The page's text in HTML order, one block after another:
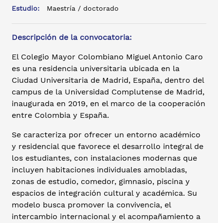
Estudio:
Maestría / doctorado
Descripción de la convocatoria:
El Colegio Mayor Colombiano Miguel Antonio Caro
es una residencia universitaria ubicada en la
Ciudad Universitaria de Madrid, España, dentro del
campus de la Universidad Complutense de Madrid,
inaugurada en 2019, en el marco de la cooperación
entre Colombia y España.
Se caracteriza por ofrecer un entorno académico
y residencial que favorece el desarrollo integral de
los estudiantes, con instalaciones modernas que
incluyen habitaciones individuales amobladas,
zonas de estudio, comedor, gimnasio, piscina y
espacios de integración cultural y académica. Su
modelo busca promover la convivencia, el
intercambio internacional y el acompañamiento a